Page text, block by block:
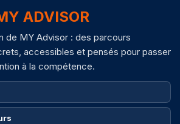
ADVISOR
de MY Advisor : des parcours
accessibles et pensés pour passer
à la compétence.